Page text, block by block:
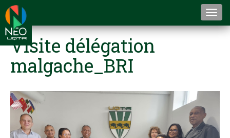
Visite délégation
malgache_BRI